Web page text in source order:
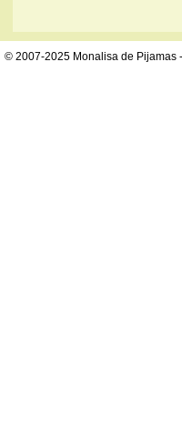
© 2007-2025 Monalisa de Pijamas